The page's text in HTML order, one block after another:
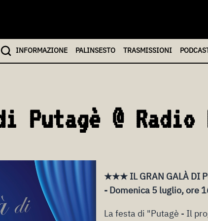
INFORMAZIONE PALINSESTO TRASMISSIONI
Putagè @ Radio
★★★ IL GRAN GALÀ DI
- Domenica 5 luglio, ore
La festa di "Putagè - Il